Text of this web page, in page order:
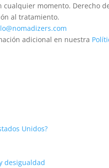
momento. Derecho
al tratamiento.
adicional en nuestra
Unidos?
desigualdad